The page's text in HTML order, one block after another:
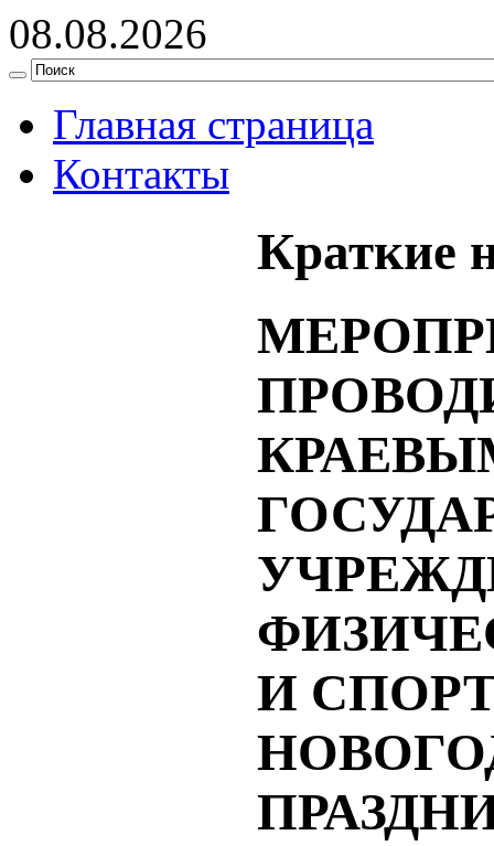
08.08.2026
Главная страница
Контакты
Краткие
И